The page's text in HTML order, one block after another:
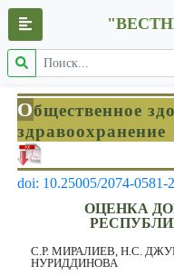
Общественное
здравоохранение
doi: 10.25005/2074-0581-
ОЦЕНКА
С.Р. МИРАЛИЕВ, Н.С.
НУРИДДИНОВА